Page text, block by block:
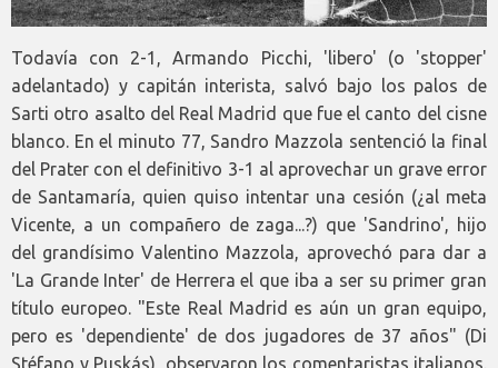
Todavía con 2-1, Armando Picchi, 'libero' (o 'stopper'
adelantado) y capitán interista, salvó bajo los palos de
Sarti otro asalto del Real Madrid que fue el canto del cisne
blanco. En el minuto 77, Sandro Mazzola sentenció la final
del Prater con el definitivo 3-1 al aprovechar un grave error
de Santamaría, quien quiso intentar una cesión (¿al meta
Vicente, a un compañero de zaga...?) que 'Sandrino', hijo
del grandísimo Valentino Mazzola, aprovechó para dar a
'La Grande Inter' de Herrera el que iba a ser su primer gran
título europeo. "Este Real Madrid es aún un gran equipo,
pero es 'dependiente' de dos jugadores de 37 años" (Di
Stéfano y Puskás), observaron los comentaristas italianos.